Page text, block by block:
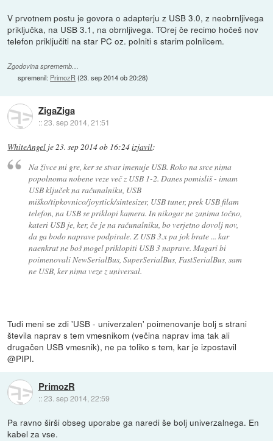
V prvotnem postu je govora o adapterju z USB 3.0, z neobrnljivega
priključka, na USB 3.1, na obrnljivega. TOrej če recimo hočeš nov
telefon priključiti na star PC oz. polniti s starim polnilcem.
Zgodovina sprememb…
spremenil: PrimozR (23. sep 2014 ob 20:28)
ZigaZiga
::23. sep 2014, 21:51
WhiteAngel je23. sep 2014 ob 16:24izjavil:
Na živce mi gre, ker se stvar imenuje USB. Roko na srce nima
popolnoma nobene veze več z USB 1-2. Danes pomisliš - imam
USB ključek na računalniku, USB
miško/tipkovnico/joystick/sintesizer, USB tuner, prek USB filam
telefon, na USB se priklopi kamera. In nikogar ne zanima točno,
kateri USB je, ker, če je na računalniku, bo verjetno dovolj nov,
da ga bodo naprave podpirale. Z USB 3.x pa jok brate ... kar
naenkrat ne boš mogel priklopiti USB 3 naprave. Magari bi
poimenovali NewSerialBus, SuperSerialBus, FastSerialBus, sam
ne USB, ker nima veze z universal.
Tudi meni se zdi 'USB - univerzalen' poimenovanje bolj s strani
števila naprav s tem vmesnikom (večina naprav ima tak ali
drugačen USB vmesnik), ne pa toliko s tem, kar je izpostavil
@PIPI.
PrimozR
::23. sep 2014, 22:59
Pa ravno širši obseg uporabe ga naredi še bolj univerzalnega. En
kabel za vse.